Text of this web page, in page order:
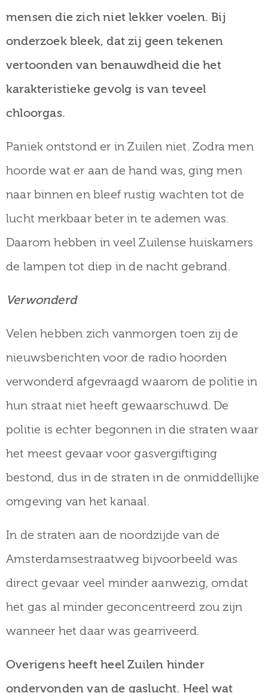
mensen die zich niet lekker voelen. Bij
onderzoek bleek, dat zij geen tekenen
vertoonden van benauwdheid die het
karakteristieke gevolg is van teveel
chloorgas.
Paniek ontstond er in Zuilen niet. Zodra men
hoorde wat er aan de hand was, ging men
naar binnen en bleef rustig wachten tot de
lucht merkbaar beter in te ademen was.
Daarom hebben in veel Zuilense huiskamers
de lampen tot diep in de nacht gebrand.
Verwonderd
Velen hebben zich vanmorgen toen zij de
nieuwsberichten voor de radio hoorden
verwonderd afgevraagd waarom de politie in
hun straat niet heeft gewaarschuwd. De
politie is echter begonnen in die straten waar
het meest gevaar voor gasvergiftiging
bestond, dus in de straten in de onmiddellijke
omgeving van het kanaal.
In de straten aan de noordzijde van de
Amsterdamsestraatweg bijvoorbeeld was
direct gevaar veel minder aanwezig, omdat
het gas al minder geconcentreerd zou zijn
wanneer het daar was gearriveerd.
Overigens heeft heel Zuilen hinder
ondervonden van de gaslucht. Heel wat